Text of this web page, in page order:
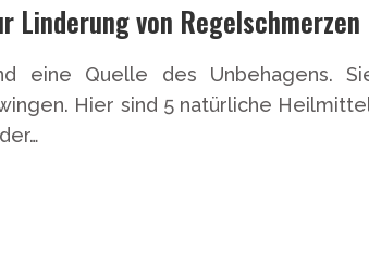
von Regelschmerzen
eine Quelle des
Hier sind 5 natürliche